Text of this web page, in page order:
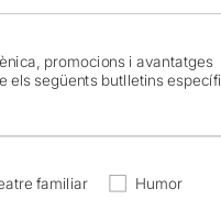
promocions i avantatges
els següents butlletins
familiar Humor